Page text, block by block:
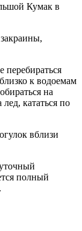
Кумак в
перебираться
к водоемам
на
кататься по
вблизи
полный